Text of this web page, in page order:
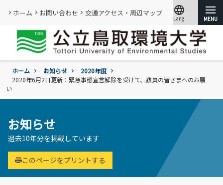
ホーム お問い合わせ 交通アクセス・周辺マップ language
Lang
文字サイズ 小
大学紹介
基本情報
情報公開・外部評価
組織･規程
教員・研究者一覧
情報メディアセンター(図書館)のご案内
です。
学年暦
成績評価・卒業認定・学位
証明書の発行
環境学部
環境学科
地域と関りながら環境問題に取り組む
入試
入試過去問題の公開
令和9年度入試
学生生活
ホーム お知らせ
2020年度
2020年6月2日更新：緊急事態宣言解除を受けて、教員の皆さまへのお願
い
お知らせ
過去10年分を掲載しています
このページをプリントする